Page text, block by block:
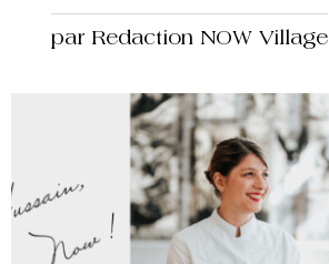
par Redaction NOW Village